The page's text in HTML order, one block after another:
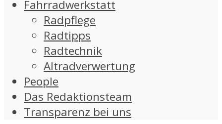
Fahrradwerkstatt
Radpflege
Radtipps
Radtechnik
Altradverwertung
People
Das Redaktionsteam
Transparenz bei uns